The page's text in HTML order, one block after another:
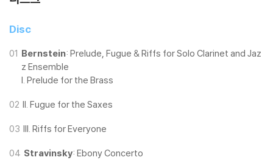
Disc
01 Bernstein: Prelude, Fugue & Riffs for Solo Clarinet and Jaz
z Ensemble
I. Prelude for the Brass
02 II. Fugue for the Saxes
03 III. Riffs for Everyone
04 Stravinsky: Ebony Concerto